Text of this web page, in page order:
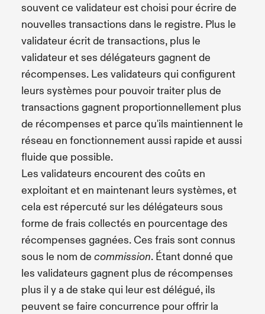
souvent ce validateur est choisi pour écrire de
nouvelles transactions dans le registre. Plus le
validateur écrit de transactions, plus le
validateur et ses délégateurs gagnent de
récompenses. Les validateurs qui configurent
leurs systèmes pour pouvoir traiter plus de
transactions gagnent proportionnellement plus
de récompenses et parce qu'ils maintiennent le
réseau en fonctionnement aussi rapide et aussi
fluide que possible.
Les validateurs encourent des coûts en
exploitant et en maintenant leurs systèmes, et
cela est répercuté sur les délégateurs sous
forme de frais collectés en pourcentage des
récompenses gagnées. Ces frais sont connus
sous le nom de commission. Étant donné que
les validateurs gagnent plus de récompenses
plus il y a de stake qui leur est délégué, ils
peuvent se faire concurrence pour offrir la